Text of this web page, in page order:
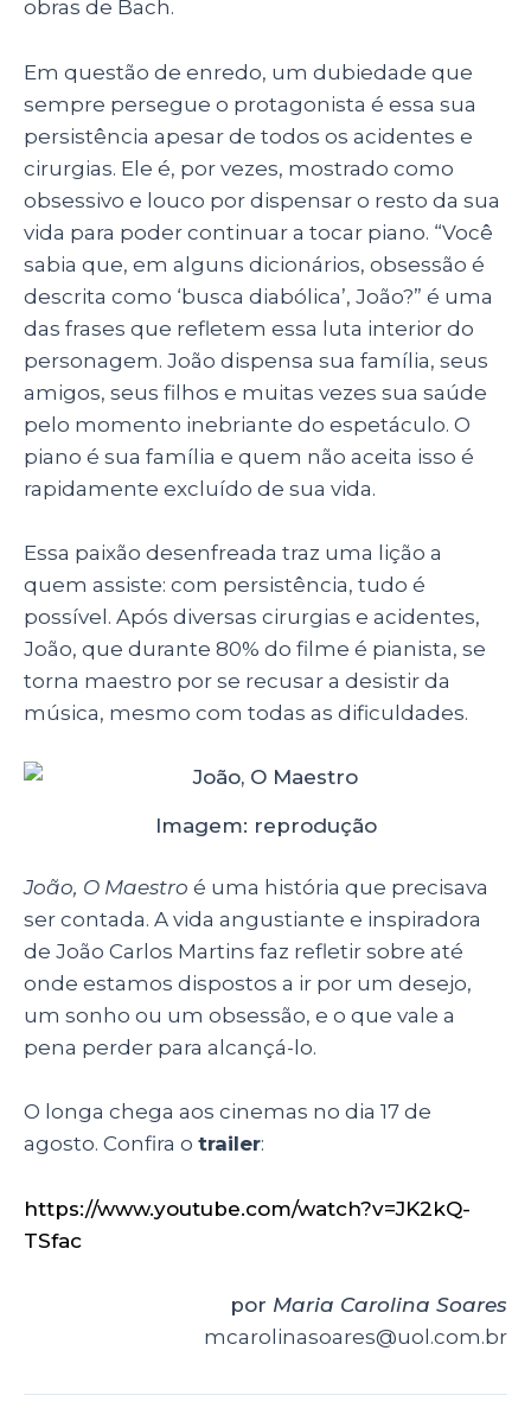
obras de Bach.
Em questão de enredo, um dubiedade que
sempre persegue o protagonista é essa sua
persistência apesar de todos os acidentes e
cirurgias. Ele é, por vezes, mostrado como
obsessivo e louco por dispensar o resto da sua
vida para poder continuar a tocar piano. “Você
sabia que, em alguns dicionários, obsessão é
descrita como ‘busca diabólica’, João?” é uma
das frases que refletem essa luta interior do
personagem. João dispensa sua família, seus
amigos, seus filhos e muitas vezes sua saúde
pelo momento inebriante do espetáculo. O
piano é sua família e quem não aceita isso é
rapidamente excluído de sua vida.
Essa paixão desenfreada traz uma lição a
quem assiste: com persistência, tudo é
possível. Após diversas cirurgias e acidentes,
João, que durante 80% do filme é pianista, se
torna maestro por se recusar a desistir da
música, mesmo com todas as dificuldades.
Imagem: reprodução
João, O Maestro é uma história que precisava
ser contada. A vida angustiante e inspiradora
de João Carlos Martins faz refletir sobre até
onde estamos dispostos a ir por um desejo,
um sonho ou um obsessão, e o que vale a
pena perder para alcançá-lo.
O longa chega aos cinemas no dia 17 de
agosto. Confira o trailer:
https://www.youtube.com/watch?v=JK2kQ-
TSfac
por Maria Carolina Soares
mcarolinasoares@uol.com.br